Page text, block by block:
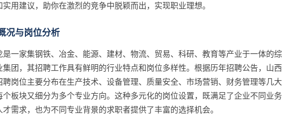
实用建议，助你在激烈的竞争中脱颖而出，实现职业理想。
况与岗位分析
是一家集钢铁、冶金、能源、建材、物流、贸易、科研、教育等产业于一体的综
集团，其招聘工作具有鲜明的行业特点和岗位多样性。根据历年招聘公告，山西
聘岗位主要分布在生产技术、设备管理、质量安全、市场营销、财务管理等几大
个板块又细分为多个专业方向。这种多元化的岗位设置，既满足了企业不同业务
才需求，也为不同专业背景的求职者提供了丰富的选择机会。